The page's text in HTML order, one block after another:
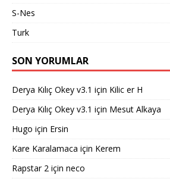
S-Nes
Turk
SON YORUMLAR
Derya Kılıç Okey v3.1 için Kilic er H
Derya Kılıç Okey v3.1 için Mesut Alkaya
Hugo için Ersin
Kare Karalamaca için Kerem
Rapstar 2 için neco